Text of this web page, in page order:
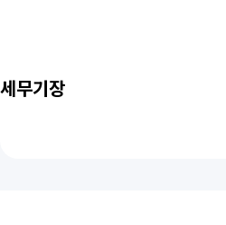
세무기장